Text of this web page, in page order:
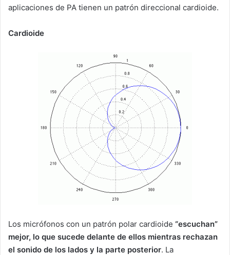
aplicaciones de PA tienen un patrón direccional cardioide.
Cardioide
Los micrófonos con un patrón polar cardioide “escuchan”
mejor, lo que sucede delante de ellos mientras rechazan
el sonido de los lados y la parte posterior. La